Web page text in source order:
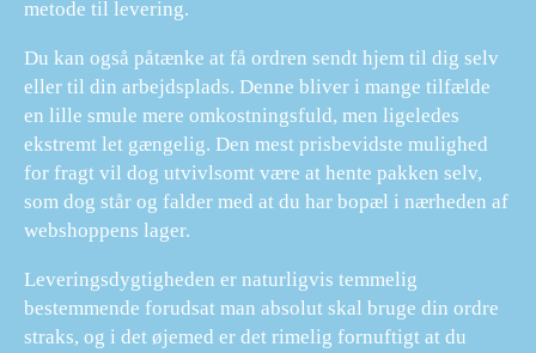
metode til levering.
Du kan også påtænke at få ordren sendt hjem til dig selv
eller til din arbejdsplads. Denne bliver i mange tilfælde
en lille smule mere omkostningsfuld, men ligeledes
ekstremt let gængelig. Den mest prisbevidste mulighed
for fragt vil dog utvivlsomt være at hente pakken selv,
som dog står og falder med at du har bopæl i nærheden af
webshoppens lager.
Leveringsdygtigheden er naturligvis temmelig
bestemmende forudsat man absolut skal bruge din ordre
straks, og i det øjemed er det rimelig fornuftigt at du